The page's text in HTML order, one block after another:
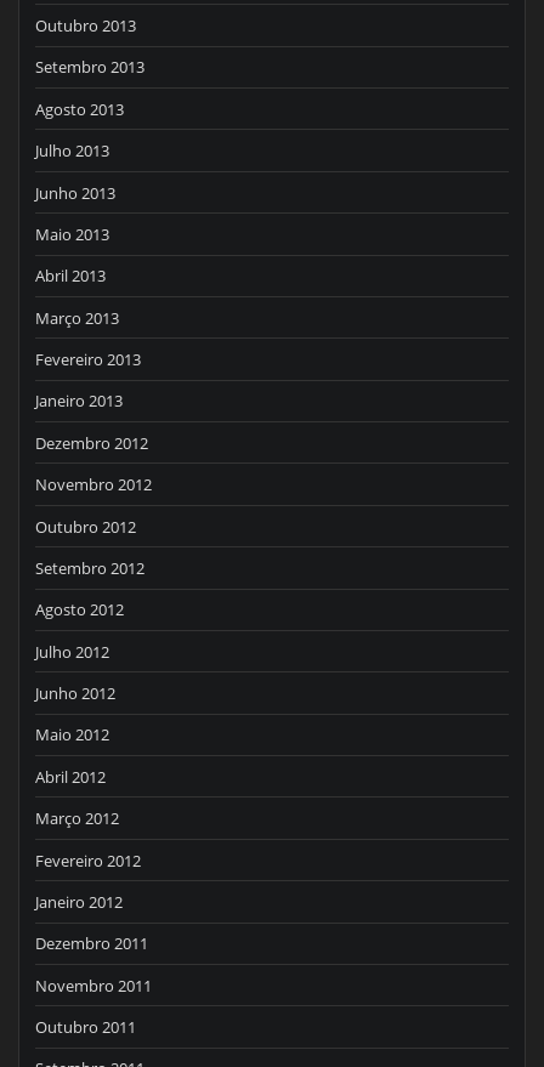
Outubro 2013
Setembro 2013
Agosto 2013
Julho 2013
Junho 2013
Maio 2013
Abril 2013
Março 2013
Fevereiro 2013
Janeiro 2013
Dezembro 2012
Novembro 2012
Outubro 2012
Setembro 2012
Agosto 2012
Julho 2012
Junho 2012
Maio 2012
Abril 2012
Março 2012
Fevereiro 2012
Janeiro 2012
Dezembro 2011
Novembro 2011
Outubro 2011